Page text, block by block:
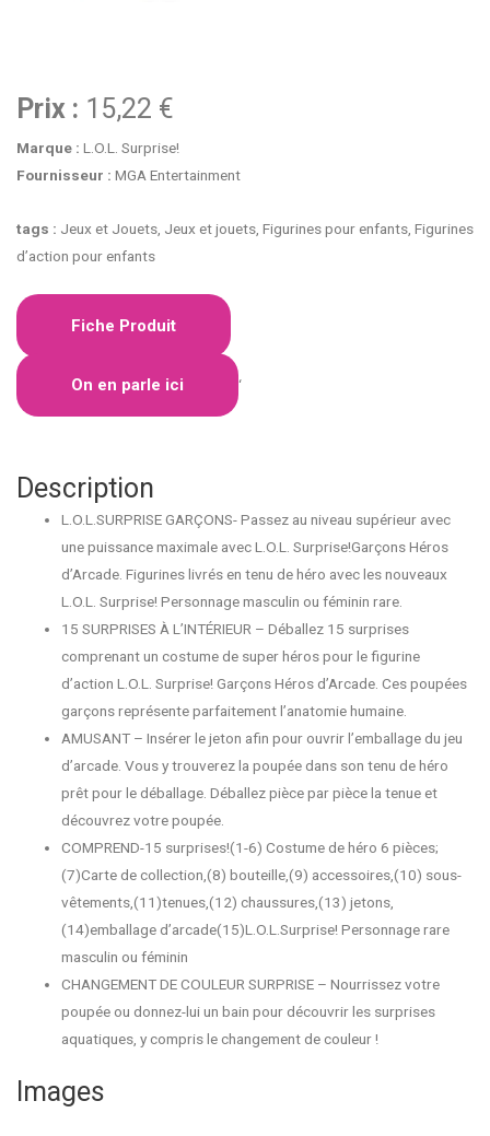
Prix : 15,22 €
Marque : L.O.L. Surprise!
Fournisseur : MGA Entertainment
tags : Jeux et Jouets, Jeux et jouets, Figurines pour enfants, Figurines
d’action pour enfants
Fiche Produit
On en parle ici ‘
Description
L.O.L.SURPRISE GARÇONS- Passez au niveau supérieur avec
une puissance maximale avec L.O.L. Surprise!Garçons Héros
d’Arcade. Figurines livrés en tenu de héro avec les nouveaux
L.O.L. Surprise! Personnage masculin ou féminin rare.
15 SURPRISES À L’INTÉRIEUR – Déballez 15 surprises
comprenant un costume de super héros pour le figurine
d’action L.O.L. Surprise! Garçons Héros d’Arcade. Ces poupées
garçons représente parfaitement l’anatomie humaine.
AMUSANT – Insérer le jeton afin pour ouvrir l’emballage du jeu
d’arcade. Vous y trouverez la poupée dans son tenu de héro
prêt pour le déballage. Déballez pièce par pièce la tenue et
découvrez votre poupée.
COMPREND-15 surprises!(1-6) Costume de héro 6 pièces;
(7)Carte de collection,(8) bouteille,(9) accessoires,(10) sous-
vêtements,(11)tenues,(12) chaussures,(13) jetons,
(14)emballage d’arcade(15)L.O.L.Surprise! Personnage rare
masculin ou féminin
CHANGEMENT DE COULEUR SURPRISE – Nourrissez votre
poupée ou donnez-lui un bain pour découvrir les surprises
aquatiques, y compris le changement de couleur !
Images